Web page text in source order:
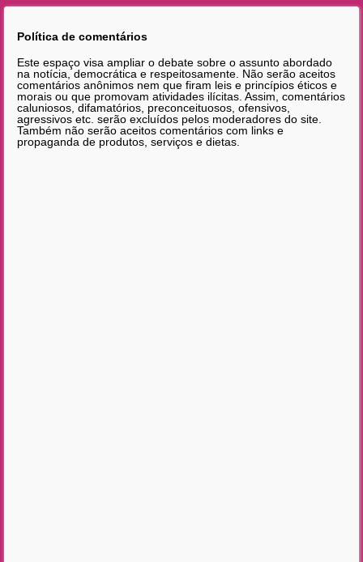
Política de comentários
Este espaço visa ampliar o debate sobre o assunto abordado
na notícia, democrática e respeitosamente. Não serão aceitos
comentários anônimos nem que firam leis e princípios éticos e
morais ou que promovam atividades ilícitas. Assim, comentários
caluniosos, difamatórios, preconceituosos, ofensivos,
agressivos etc. serão excluídos pelos moderadores do site.
Também não serão aceitos comentários com links e
propaganda de produtos, serviços e dietas.